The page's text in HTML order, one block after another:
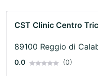
CST Clinic Centro
89100 Reggio di
0.0 (0)